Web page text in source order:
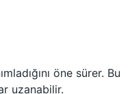
öne sürer. Bu
uzanabilir.